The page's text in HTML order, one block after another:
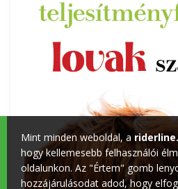
Mint minden weboldal, a
hogy kellemesebb felhasználói
oldalunkon. Az "Értem" gomb
hozzájárulásodat adod, hogy